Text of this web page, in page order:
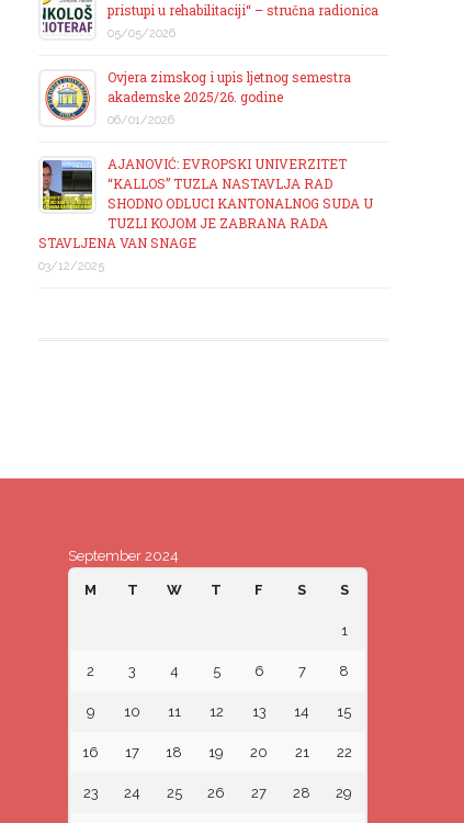
pristupi u rehabilitaciji“ – stručna radionica
05/05/2026
Ovjera zimskog i upis ljetnog semestra
akademske 2025/26. godine
06/01/2026
AJANOVIĆ: EVROPSKI UNIVERZITET
“KALLOS” TUZLA NASTAVLJA RAD
SHODNO ODLUCI KANTONALNOG SUDA U
TUZLI KOJOM JE ZABRANA RADA
STAVLJENA VAN SNAGE
03/12/2025
September 2024
M T W T F S S
1
2 3 4 5 6 7 8
9 10 11 12 13 14 15
16 17 18 19 20 21 22
23 24 25 26 27 28 29